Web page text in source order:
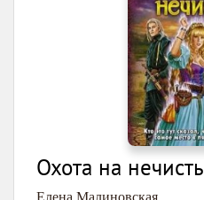
Охота на нечисть
Елена Малиновская